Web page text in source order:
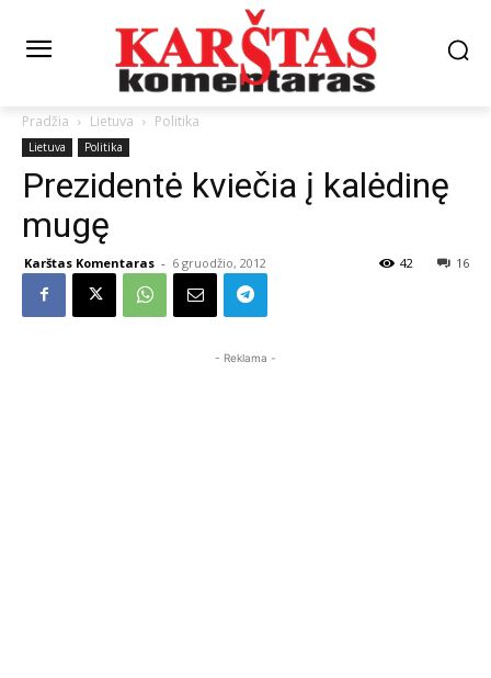
Pradžia Lietuva Politika
Lietuva Politika
Prezidentė kviečia į kalėdinę
mugę
Karštas Komentaras - 6 gruodžio, 2012 16
42
- Reklama -